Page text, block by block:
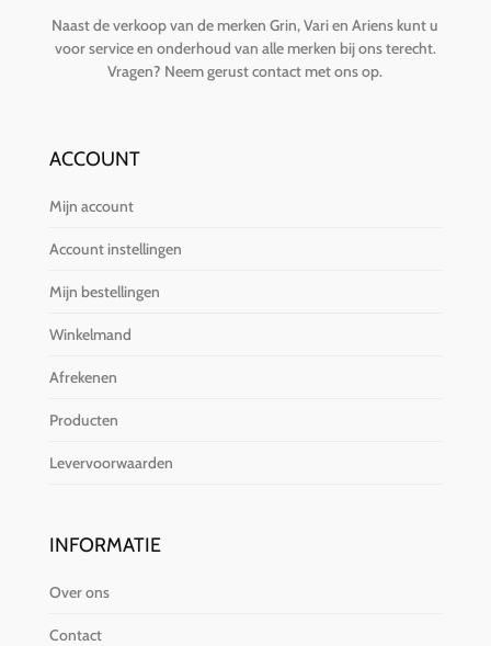
Naast de verkoop van de merken Grin, Vari en Ariens kunt u
voor service en onderhoud van alle merken bij ons terecht.
Vragen? Neem gerust contact met ons op.
ACCOUNT
Mijn account
Account instellingen
Mijn bestellingen
Winkelmand
Afrekenen
Producten
Levervoorwaarden
INFORMATIE
Over ons
Contact